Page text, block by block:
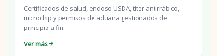
Certificados de salud, endoso USDA, títer antirrábico,
microchip y permisos de aduana gestionados de
principio a fin.
Ver más